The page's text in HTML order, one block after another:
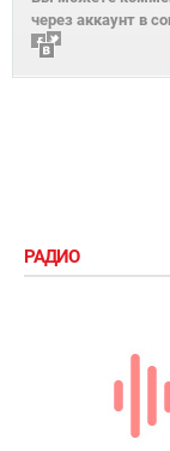
через аккаунт в
РАДИО